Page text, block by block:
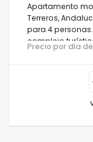
Apartamento
Terreros,
para 4
complejo
montañosa
Precio por día